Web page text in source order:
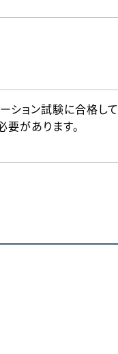
ション試験に合格して
があります。